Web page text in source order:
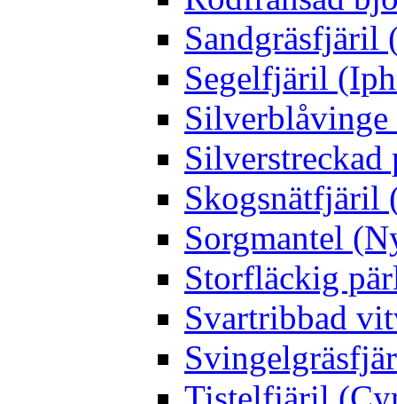
Sandgräsfjäril
Segelfjäril
Silverblåvinge
Skogsnätfjäril
Sorgmantel
Storfläckig
Svartribbad